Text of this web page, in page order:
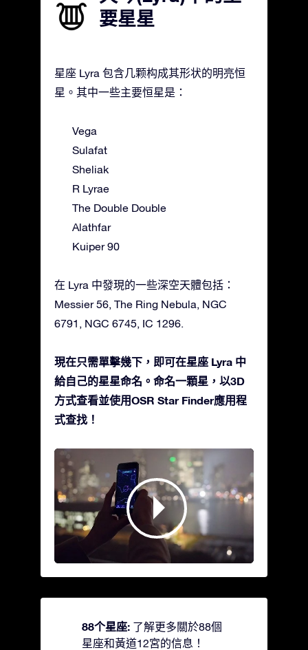
要星星
星座 Lyra 包含几颗构成其形状的明亮恒
星。其中一些主要恒星是：
Vega
Sulafat
Sheliak
R Lyrae
The Double Double
Alathfar
Kuiper 90
在 Lyra 中發現的一些深空天體包括：
Messier 56, The Ring Nebula, NGC
6791, NGC 6745, IC 1296.
現在只需單擊幾下，即可在星座 Lyra 中
給自己的星星命名。命名一顆星，以3D
方式查看並使用OSR Star Finder應用程
式查找！
88个星座: 了解更多關於88個
星座和黃道12宮的信息！